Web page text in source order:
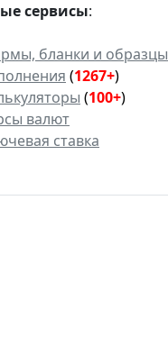
сервисы:
бланки и образцы
(1267+)
(100+)
валют
ставка